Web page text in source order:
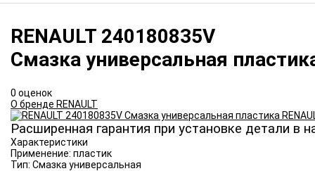
RENAULT 240180835V
Смазка универсальная
0 оценок
О бренде RENAULT
Расширенная гарантия при установке детали в
Характеристики
Применение: пластик
Тип: Смазка универсальная